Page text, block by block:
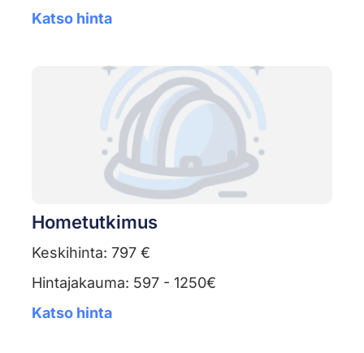
Katso hinta
Hometutkimus
Keskihinta: 797 €
Hintajakauma: 597 - 1250€
Katso hinta